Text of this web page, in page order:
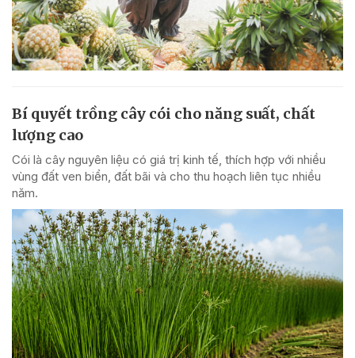
Bí quyết trồng cây cói cho năng suất, chất
lượng cao
Cói là cây nguyên liệu có giá trị kinh tế, thích hợp với nhiều
vùng đất ven biển, đất bãi và cho thu hoạch liên tục nhiều
năm.